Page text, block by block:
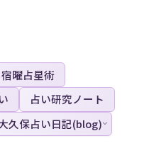
曜占星術
占い研究ノート
久保占い日記(blog)